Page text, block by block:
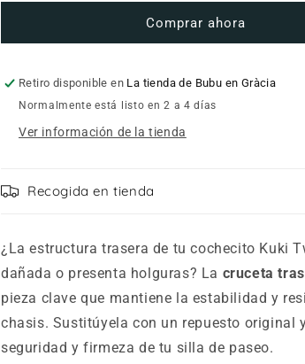
de
Monsters
de
Monsters
Comprar ahora
Retiro disponible en La tienda de Bubu en Gràcia
Normalmente está listo en 2 a 4 días
Ver información de la tienda
Recogida en tienda
¿La estructura trasera de tu cochecito Kuki
dañada o presenta holguras? La cruceta
pieza clave que mantiene la estabilidad y
chasis. Sustitúyela con un repuesto original
seguridad y firmeza de tu silla de paseo.